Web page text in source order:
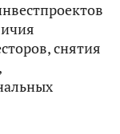
снятия